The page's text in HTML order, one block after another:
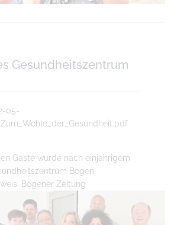
Gesundheitszentrum
05-
Gäste wurde nach einjährigem
Bogen
Bogener Zeitung